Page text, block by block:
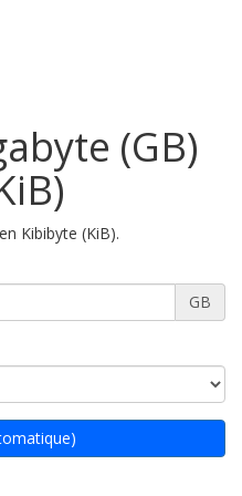
(GB)
Kibibyte (KiB).
GB